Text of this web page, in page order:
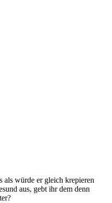
als würde er gleich krepieren
aus, gebt ihr dem denn